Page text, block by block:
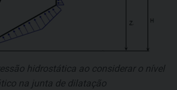
hidrostática ao considerar o nível
na junta de dilatação